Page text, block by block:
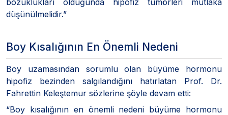
düşünülmelidir.”
Boy Kısalığının En Önemli Nedeni
Boy uzamasından sorumlu olan büyüme hormonu
hipofiz bezinden salgılandığını hatırlatan Prof. Dr.
Fahrettin Keleştemur sözlerine şöyle devam etti:
“Boy kısalığının en önemli nedeni büyüme hormonu